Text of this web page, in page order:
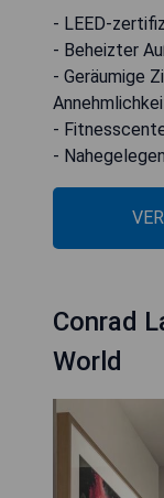
- LEED-
- Beheizter
- Geräumige
-
-
Conrad
World